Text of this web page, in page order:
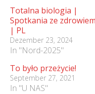
Totalna biologia |
Spotkania ze zdrowiem
| PL
Dezember 23, 2024
In "Nord-2025"
To było przeżycie!
September 27, 2021
In "U NAS"